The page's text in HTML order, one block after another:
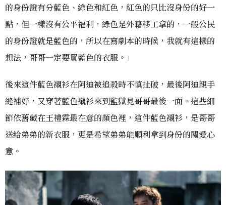
的身份證有分藍色、綠色和紅色，紅色的只比沒身份的好一
點，但一樣沒有公平福利，綠色是外籍移工拿的，一般公民
的身份證就是藍色的，所以在寫劇本的時候，我就有這樣的
想法，哥哥一定要買藍色的衣服。」
後來這件藍色襯衫在阿迪被追殺時不慎扯破，最後阿迪親手
縫補好，又穿著藍色襯衫來到監獄見哥哥最後一面。這些細
節依舊藏在王禮霖最在意的顏色裡，這件藍色襯衫，是哥哥
送給弟弟的新衣服，更是希望弟弟能順利拿到身份的關愛心
意。